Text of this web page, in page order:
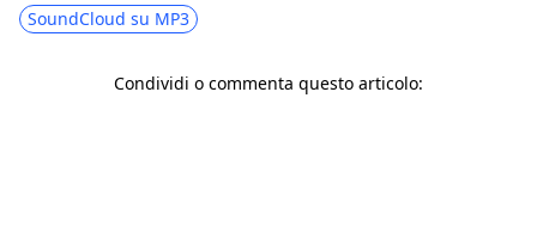
SoundCloud su MP3
Condividi o commenta questo articolo: